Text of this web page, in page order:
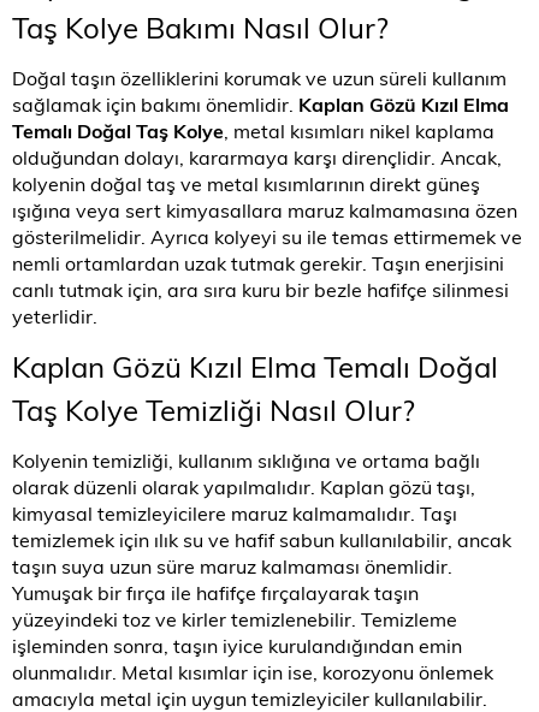
Taş Kolye Bakımı Nasıl Olur?
Doğal taşın özelliklerini korumak ve uzun süreli kullanım
sağlamak için bakımı önemlidir. Kaplan Gözü Kızıl Elma
Temalı Doğal Taş Kolye , metal kısımları nikel kaplama
olduğundan dolayı, kararmaya karşı dirençlidir. Ancak,
kolyenin doğal taş ve metal kısımlarının direkt güneş
ışığına veya sert kimyasallara maruz kalmamasına özen
gösterilmelidir. Ayrıca kolyeyi su ile temas ettirmemek ve
nemli ortamlardan uzak tutmak gerekir. Taşın enerjisini
canlı tutmak için, ara sıra kuru bir bezle hafifçe silinmesi
yeterlidir.
Kaplan Gözü Kızıl Elma Temalı Doğal
Taş Kolye Temizliği Nasıl Olur?
Kolyenin temizliği, kullanım sıklığına ve ortama bağlı
olarak düzenli olarak yapılmalıdır. Kaplan gözü taşı,
kimyasal temizleyicilere maruz kalmamalıdır. Taşı
temizlemek için ılık su ve hafif sabun kullanılabilir, ancak
taşın suya uzun süre maruz kalmaması önemlidir.
Yumuşak bir fırça ile hafifçe fırçalayarak taşın
yüzeyindeki toz ve kirler temizlenebilir. Temizleme
işleminden sonra, taşın iyice kurulandığından emin
olunmalıdır. Metal kısımlar için ise, korozyonu önlemek
amacıyla metal için uygun temizleyiciler kullanılabilir.